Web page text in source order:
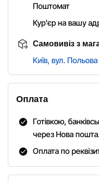
Поштомат
Кур'єр на вашу
Самовивіз з
Київ, вул.
Оплата
Готівкою,
через Нова
Оплата по